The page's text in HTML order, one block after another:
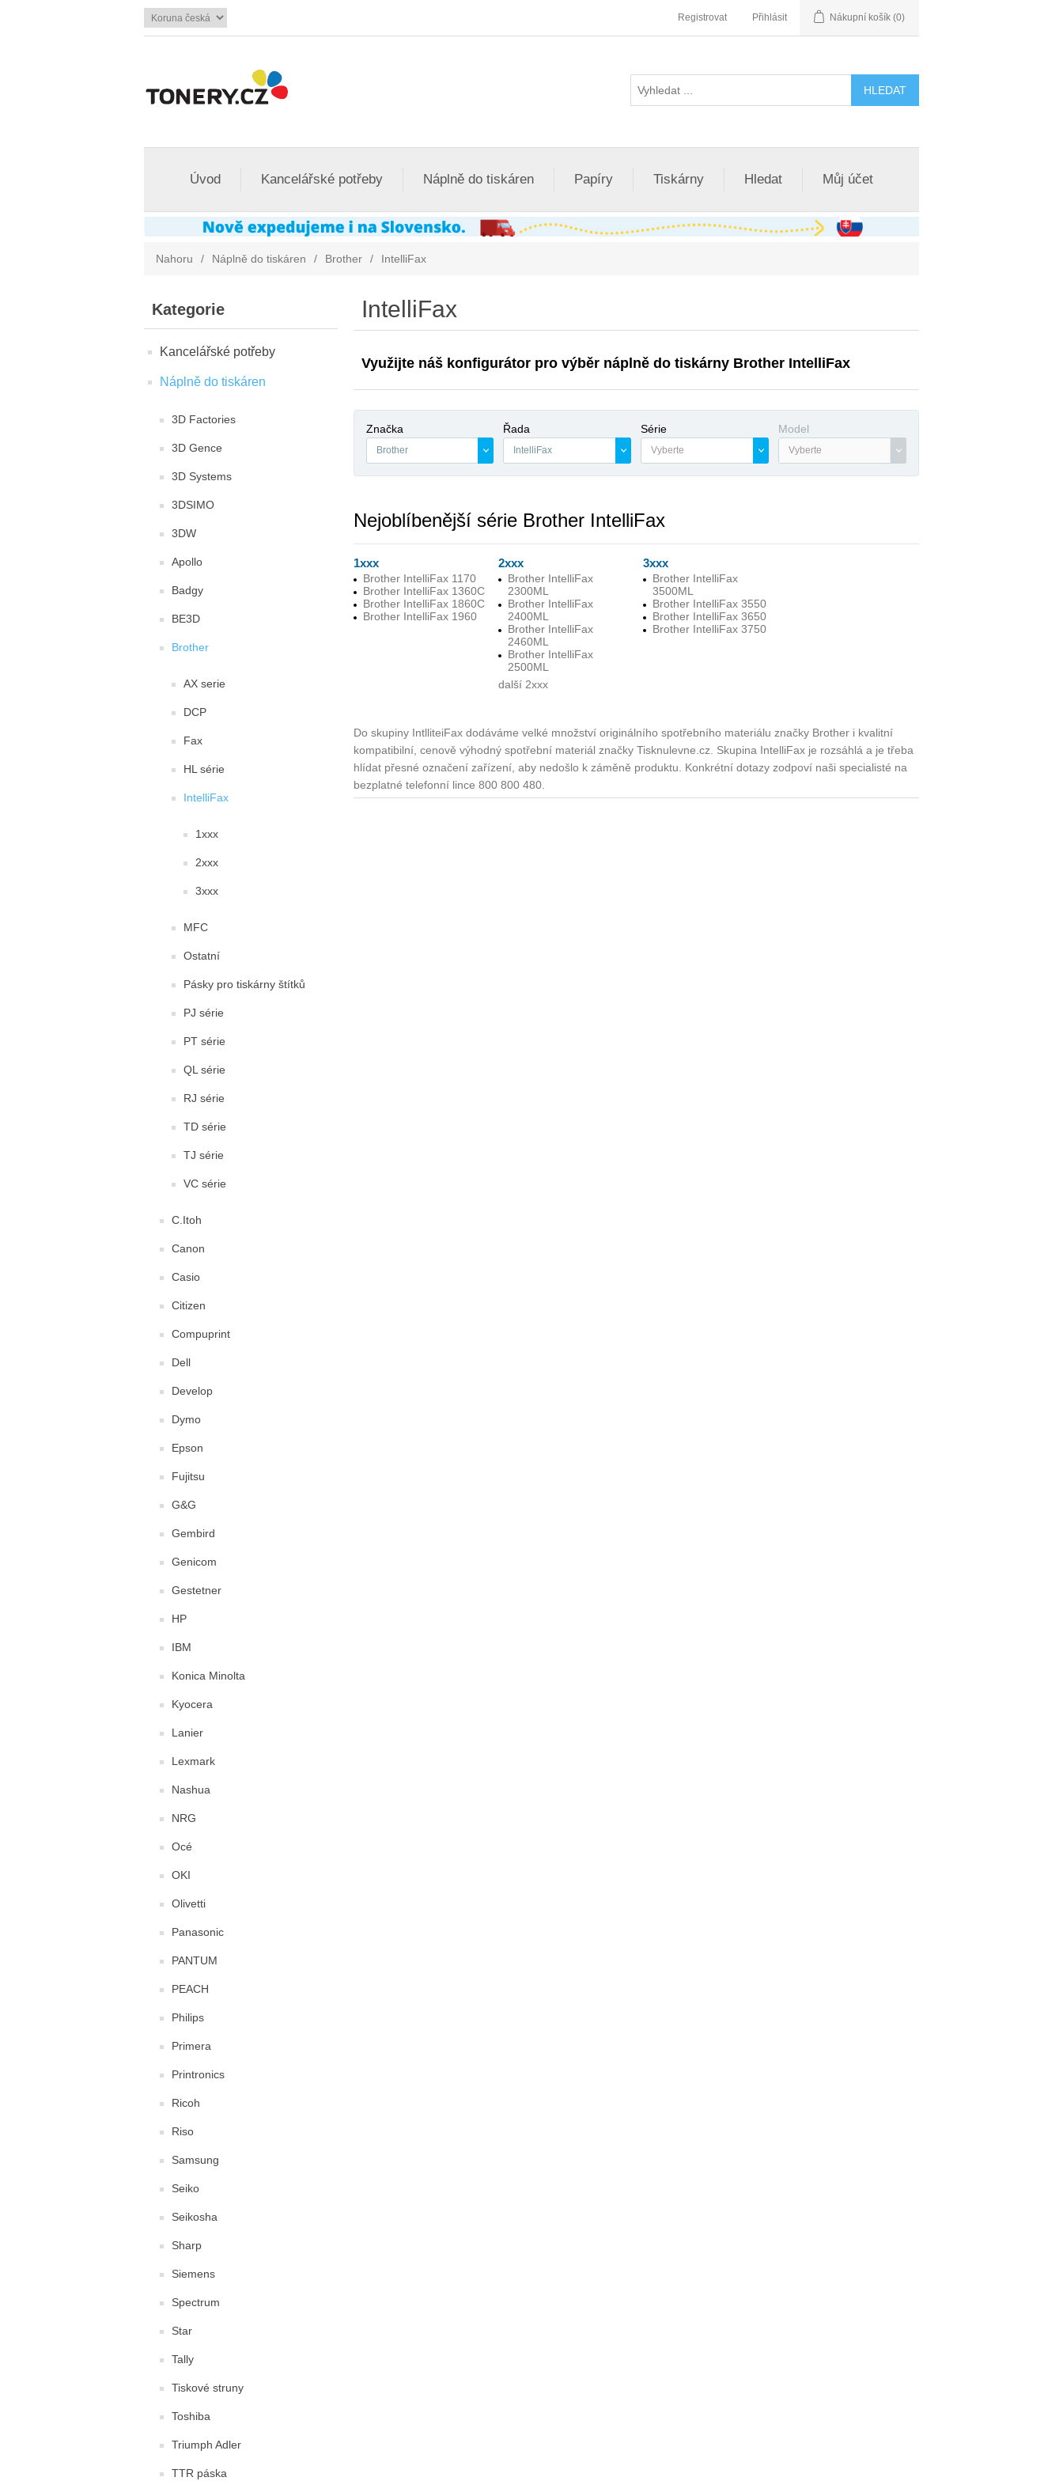
Registrovat Přihlásit Nákupní košík (0)
Úvod Kancelářské potřeby Náplně do tiskáren Papíry Tiskárny Hledat Můj účet
Nahoru / Náplně do tiskáren / Brother / IntelliFax
Kategorie
Kancelářské potřeby
Náplně do tiskáren
3D Factories
3D Gence
3D Systems
3DSIMO
3DW
Apollo
Badgy
BE3D
Brother
AX serie
DCP
Fax
HL série
IntelliFax
1xxx
2xxx
3xxx
MFC
Ostatní
Pásky pro tiskárny štítků
PJ série
PT série
QL série
RJ série
TD série
TJ série
VC série
C.Itoh
Canon
Casio
Citizen
Compuprint
Dell
Develop
Dymo
Epson
Fujitsu
G&G
Gembird
Genicom
Gestetner
HP
IBM
Konica Minolta
Kyocera
Lanier
Lexmark
Nashua
NRG
Océ
OKI
Olivetti
Panasonic
PANTUM
PEACH
Philips
Primera
Printronics
Ricoh
Riso
Samsung
Seiko
Seikosha
Sharp
Siemens
Spectrum
Star
Tally
Tiskové struny
Toshiba
Triumph Adler
TTR páska
IntelliFax
Využijte náš konfigurátor pro výběr náplně do tiskárny Brother IntelliFax
Značka
Brother
Řada
IntelliFax
Série
Vyberte
Model
Vyberte
Nejoblíbenější série Brother IntelliFax
1xxx
Brother IntelliFax 1170
Brother IntelliFax 1360C
Brother IntelliFax 1860C
Brother IntelliFax 1960
2xxx
Brother IntelliFax
2300ML
Brother IntelliFax
2400ML
Brother IntelliFax
2460ML
Brother IntelliFax
2500ML
další 2xxx
3xxx
Brother IntelliFax
3500ML
Brother IntelliFax 3550
Brother IntelliFax 3650
Brother IntelliFax 3750
Do skupiny IntlliteiFax dodáváme velké množství originálního spotřebního materiálu značky Brother i kvalitní
kompatibilní, cenově výhodný spotřební materiál značky Tisknulevne.cz. Skupina IntelliFax je rozsáhlá a je třeba
hlídat přesné označení zařízení, aby nedošlo k záměně produktu. Konkrétní dotazy zodpoví naši specialisté na
bezplatné telefonní lince 800 800 480.